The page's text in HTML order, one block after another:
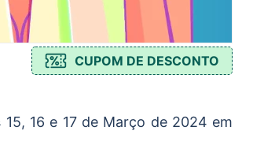
CUPOM DE DESCONTO
16 e 17 de Março de 2024 em